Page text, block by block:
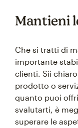
Mantieni
Che si tratti di
importante
clienti. Sii
prodotto o
quanto puoi
svalutarti, è
superare le